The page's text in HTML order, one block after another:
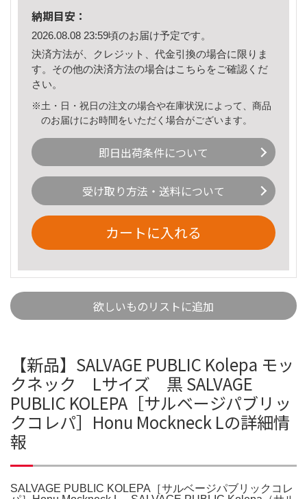
納期目安：
2026.08.08 23:59頃のお届け予定です。
決済方法が、クレジット、代金引換の場合に限りま
す。その他の決済方法の場合はこちら をご確認くだ
さい。
※土・日・祝日の注文の場合や在庫状況によって、商品
のお届けにお時間をいただく場合がございます。
即日出荷条件について
受け取り方法・送料について
カートに入れる
欲しいものリストに追加
【新品】SALVAGE PUBLIC Kolepa モッ
クネック Lサイズ 黒 SALVAGE
PUBLIC KOLEPA［サルベージパブリッ
クコレパ］Honu Mockneck Lの詳細情
報
SALVAGE PUBLIC KOLEPA［サルベージパブリックコレ